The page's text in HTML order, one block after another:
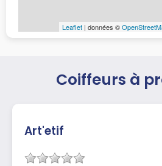
Leaflet | données ©
Coiffeurs à
Art'etif